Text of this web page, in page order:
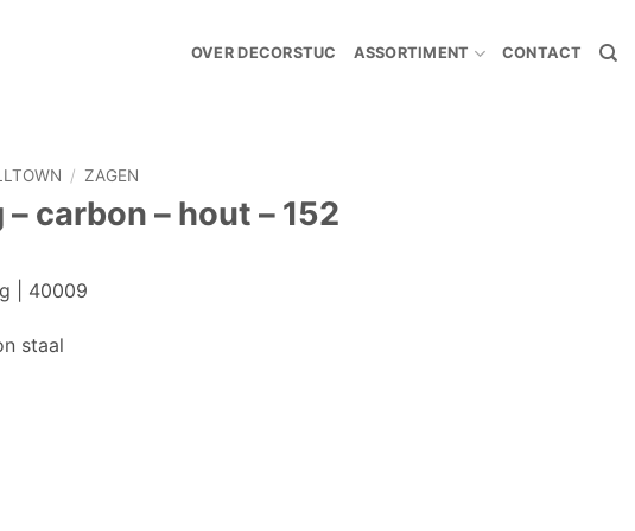
OVER DECORSTUC ASSORTIMENT CONTACT
/ ZAGEN
carbon – hout – 152
| 40009
staal